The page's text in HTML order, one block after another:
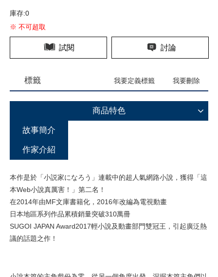
庫存:0
※ 不可超取
試閱 討論
標籤 我要定義標籤 我要刪除
商品特色
故事簡介
作家介紹
本作是於「小説家になろう」連載中的超人氣網路小說，獲得「這
本Web小說真厲害！」第二名！
在2014年由MF文庫書籍化，2016年改編為電視動畫
日本地區系列作品累積銷量突破310萬冊
SUGOI JAPAN Award2017輕小說及動畫部門雙冠王，引起廣泛熱
議的話題之作！